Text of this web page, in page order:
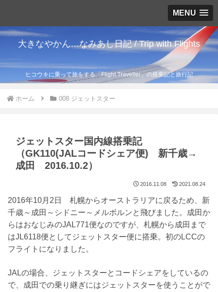
MENU
大きなやかん…なみあし日記 / Trip with Flights
ヒコウキに乗って旅をする「Flight Traveller」の搭乗記と旅行記
ホーム 008 ジェットスター
ジェットスター国内線搭乗記
（GK110(JALコードシェア便) 新千歳→
成田 2016.10.2）
2016.11.08 2021.08.24
2016年10月2日 札幌からオーストラリアに戻るため、新
千歳～成田～シドニー～メルボルンと飛びました。成田か
らはおなじみのJAL771便なのですが、札幌から成田まで
はJL6118便としてジェットスター便に搭乗。初のLCCの
フライトになりました。
JALの場合、ジェットスターとコードシェアをしているの
で、成田での乗り継ぎにはジェットスターを使うことがで